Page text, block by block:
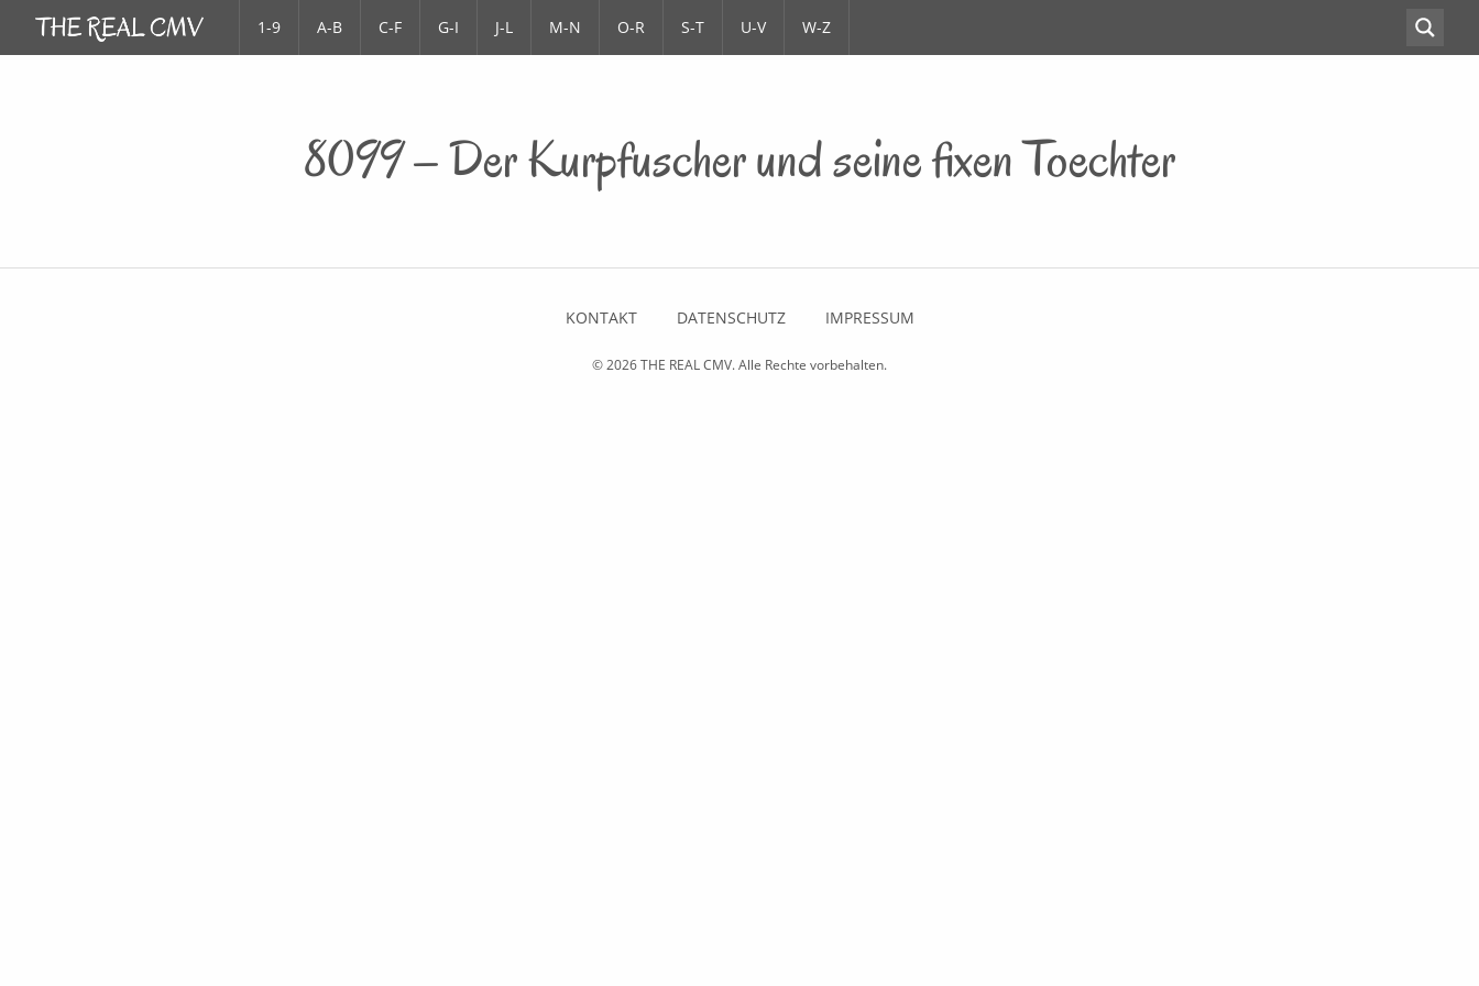
1-9 A-B C-F G-I J-L M-N O-R S-T U-V W-Z
8099 – Der Kurpfuscher und seine fixen Toechter
KONTAKT DATENSCHUTZ IMPRESSUM
© 2026THE REAL CMV. Alle Rechte vorbehalten.